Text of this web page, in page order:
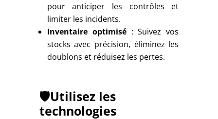
pour anticiper les contrôles et
limiter les incidents.
Inventaire optimisé: Suivez vos
stocks avec précision, éliminez les
doublons et réduisez les pertes.
🛡️Utilisez les
technologies